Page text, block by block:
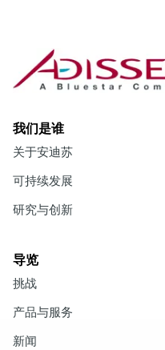
我们是谁
关于安迪苏
可持续发展
研究与创新
导览
挑战
产品与服务
新闻